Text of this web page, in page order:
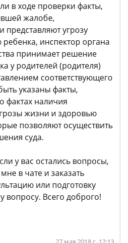
в ходе проверки факты,
жалобе,
представляют угрозу
инспектор органа
принимает решение
у родителей (родителя)
соответствующего
указаны факты,
фактах наличия
жизни и здоровью
позволяют осуществить
суда.
у вас остались вопросы,
в чате и заказать
или подготовку
вопросу. Всего доброго!